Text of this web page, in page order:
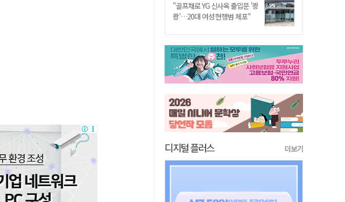
"골프채로 YG 신사옥 출입문 '쾅
쾅'…20대 여성 현행범 체포"
디지털 플러스 더보기